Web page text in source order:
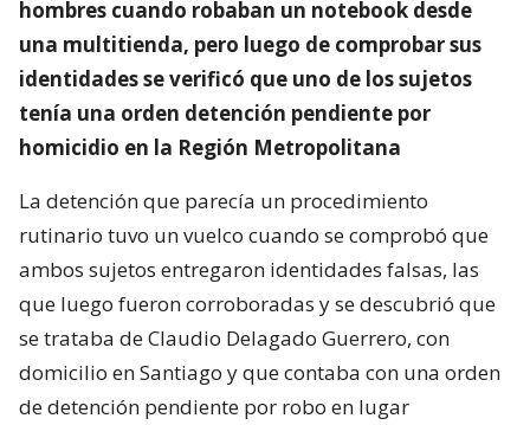
hombres cuando robaban un notebook desde
una multitienda, pero luego de comprobar sus
identidades se verificó que uno de los sujetos
tenía una orden detención pendiente por
homicidio en la Región Metropolitana
La detención que parecía un procedimiento
rutinario tuvo un vuelco cuando se comprobó que
ambos sujetos entregaron identidades falsas, las
que luego fueron corroboradas y se descubrió que
se trataba de Claudio Delagado Guerrero, con
domicilio en Santiago y que contaba con una orden
de detención pendiente por robo en lugar